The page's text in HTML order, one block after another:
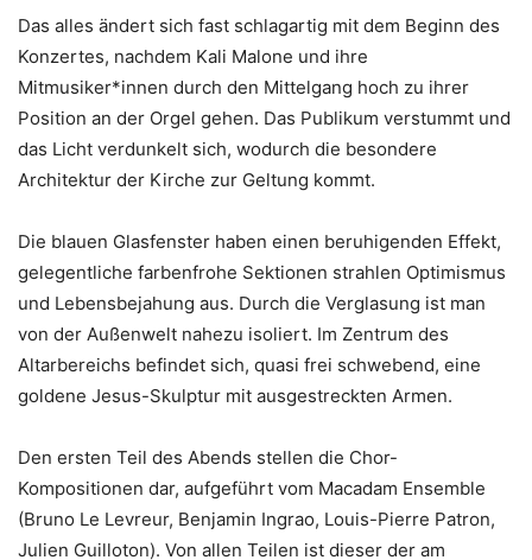
Das alles ändert sich fast schlagartig mit dem Beginn des
Konzertes, nachdem Kali Malone und ihre
Mitmusiker*innen durch den Mittelgang hoch zu ihrer
Position an der Orgel gehen. Das Publikum verstummt und
das Licht verdunkelt sich, wodurch die besondere
Architektur der Kirche zur Geltung kommt.
Die blauen Glasfenster haben einen beruhigenden Effekt,
gelegentliche farbenfrohe Sektionen strahlen Optimismus
und Lebensbejahung aus. Durch die Verglasung ist man
von der Außenwelt nahezu isoliert. Im Zentrum des
Altarbereichs befindet sich, quasi frei schwebend, eine
goldene Jesus-Skulptur mit ausgestreckten Armen.
Den ersten Teil des Abends stellen die Chor-
Kompositionen dar, aufgeführt vom Macadam Ensemble
(Bruno Le Levreur, Benjamin Ingrao, Louis-Pierre Patron,
Julien Guilloton). Von allen Teilen ist dieser der am